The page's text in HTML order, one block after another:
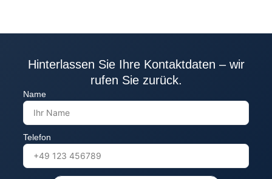
Hinterlassen Sie Ihre Kontaktdaten – wir
rufen Sie zurück.
Name
Telefon